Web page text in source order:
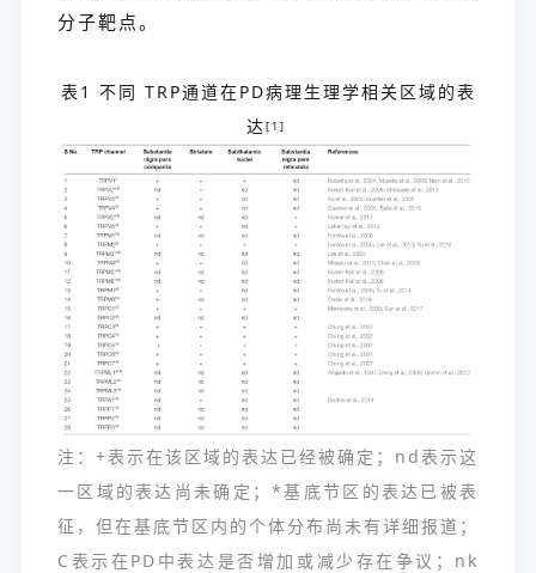
分子靶点。
表1 不同 TRP通道在PD病理生理学相关区域的表
达[1]
注：+表示在该区域的表达已经被确定；nd表示这
一区域的表达尚未确定；*基底节区的表达已被表
征，但在基底节区内的个体分布尚未有详细报道；
C表示在PD中表达是否增加或减少存在争议；nk